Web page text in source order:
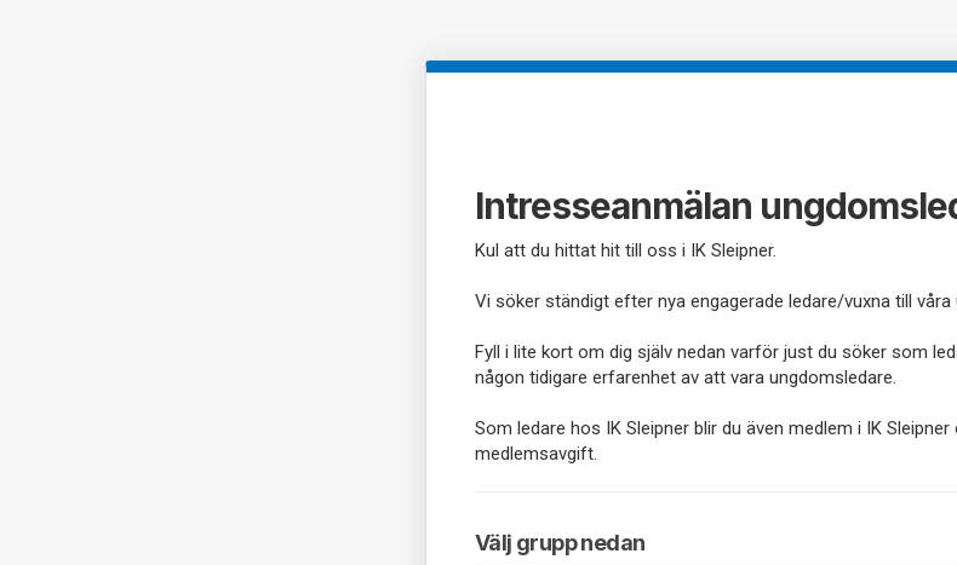
Intresseanmälan
Kul att du hittat hit till oss i IK Sleipner.
Vi söker ständigt efter nya engagerade ledare/vuxna till våra
Fyll i lite kort om dig själv nedan varför just du söker som
någon tidigare erfarenhet av att vara ungdomsledare.
Som ledare hos IK Sleipner blir du även medlem i IK
medlemsavgift.
Välj grupp nedan